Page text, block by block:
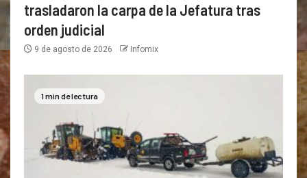
trasladaron la carpa de la Jefatura tras
orden judicial
9 de agosto de 2026 Infomix
1 min de lectura